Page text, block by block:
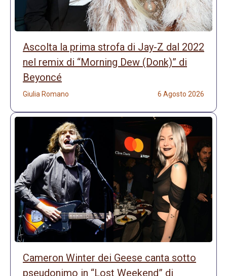
Ascolta la prima strofa di Jay-Z dal 2022
nel remix di “Morning Dew (Donk)” di
Beyoncé
Giulia Romano 6 Agosto 2026
Cameron Winter dei Geese canta sotto
pseudonimo in “Lost Weekend” di